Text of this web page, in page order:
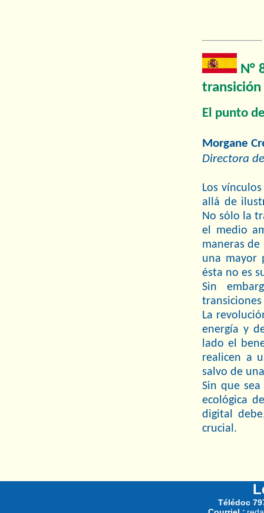
N°
transición
El punto
Morgane
Directora
Los
allá de
No sólo la
el medio
maneras de
una mayor
ésta no es
Sin
La
energía y
lado el
realicen a
salvo de
Sin que
ecológica
digital
crucial.
Télédoc